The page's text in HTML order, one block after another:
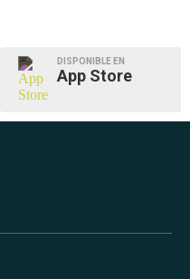
DISPONIBLE EN
App Store